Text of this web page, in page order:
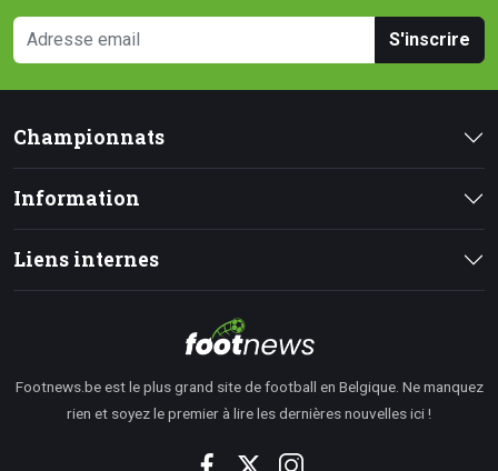
S'inscrire
Championnats
Information
Liens internes
Footnews.be est le plus grand site de football en Belgique. Ne manquez
rien et soyez le premier à lire les dernières nouvelles ici !